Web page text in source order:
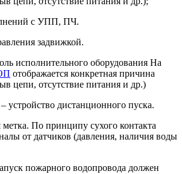
с УПП, ПЧ.
задвижкой.
исполнительного оборудования На
отображается конкретная причина
цепи, отсутствие питания и др.)
– устройство дистанционного пуска.
метка. По принципу сухого контакта
от датчиков (давления, наличия воды
пожарного водопровода должен